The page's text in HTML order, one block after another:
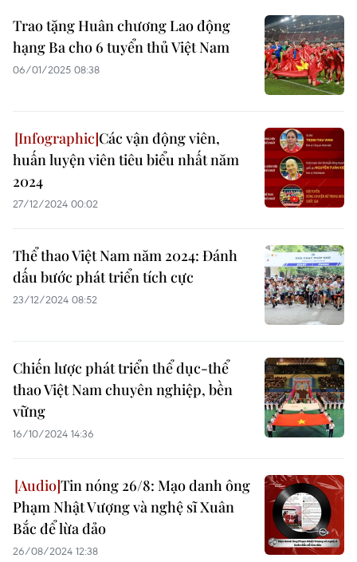
Trao tặng Huân chương Lao động
hạng Ba cho 6 tuyển thủ Việt Nam
06/01/2025 08:38
Các vận động viên,
huấn luyện viên tiêu biểu nhất năm
2024
27/12/2024 00:02
Thể thao Việt Nam năm 2024: Đánh
dấu bước phát triển tích cực
23/12/2024 08:52
Chiến lược phát triển thể dục-thể
thao Việt Nam chuyên nghiệp, bền
vững
16/10/2024 14:36
Tin nóng 26/8: Mạo danh ông
Phạm Nhật Vượng và nghệ sĩ Xuân
Bắc để lừa đảo
26/08/2024 12:38